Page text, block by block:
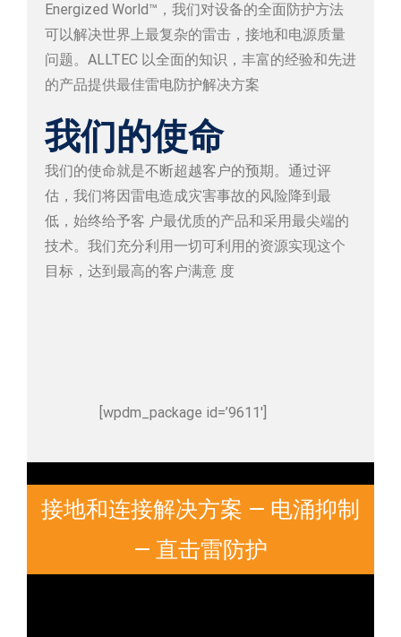
Energized World™，我们对设备的全面防护方法
可以解决世界上最复杂的雷击，接地和电源质量
问题。ALLTEC 以全面的知识，丰富的经验和先进
的产品提供最佳雷电防护解决方案
我们的使命
我们的使命就是不断超越客户的预期。通过评
估，我们将因雷电造成灾害事故的风险降到最
低，始终给予客 户最优质的产品和采用最尖端的
技术。我们充分利用一切可利用的资源实现这个
目标，达到最高的客户满意 度
[wpdm_package id=’9611′]
接地和连接解决方案 — 电涌抑制
— 直击雷防护